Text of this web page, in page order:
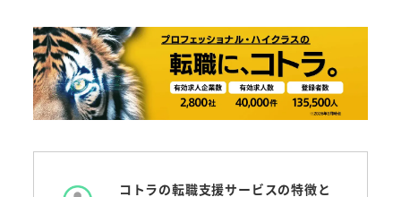
ブ
コトラの転職支援サービスの特徴と